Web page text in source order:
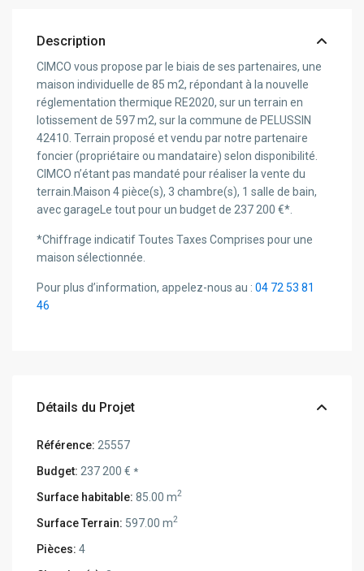
Description
CIMCO vous propose par le biais de ses partenaires, une
maison individuelle de 85 m2, répondant à la nouvelle
réglementation thermique RE2020, sur un terrain en
lotissement de 597 m2, sur la commune de PELUSSIN
42410. Terrain proposé et vendu par notre partenaire
foncier (propriétaire ou mandataire) selon disponibilité.
CIMCO n’étant pas mandaté pour réaliser la vente du
terrain.Maison 4 pièce(s), 3 chambre(s), 1 salle de bain,
avec garageLe tout pour un budget de 237 200 €*.
*Chiffrage indicatif Toutes Taxes Comprises pour une
maison sélectionnée.
Pour plus d’information, appelez-nous au :04 72 53 81
46
Détails du Projet
Référence: 25557
Budget: 237 200 €*
Surface habitable: 85.00 m2
Surface Terrain: 597.00 m2
Pièces: 4